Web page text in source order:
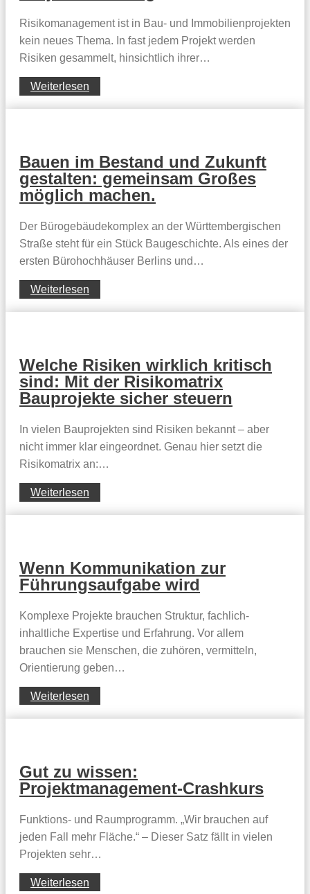
Risikomanagement ist in Bau- und Immobilienprojekten
kein neues Thema. In fast jedem Projekt werden
Risiken gesammelt, hinsichtlich ihrer…
Weiterlesen
Bauen im Bestand und Zukunft
gestalten: gemeinsam Großes
möglich machen.
Der Bürogebäudekomplex an der Württembergischen
Straße steht für ein Stück Baugeschichte. Als eines der
ersten Bürohochhäuser Berlins und…
Weiterlesen
Welche Risiken wirklich kritisch
sind: Mit der Risikomatrix
Bauprojekte sicher steuern
In vielen Bauprojekten sind Risiken bekannt – aber
nicht immer klar eingeordnet. Genau hier setzt die
Risikomatrix an:…
Weiterlesen
Wenn Kommunikation zur
Führungsaufgabe wird
Komplexe Projekte brauchen Struktur, fachlich-
inhaltliche Expertise und Erfahrung. Vor allem
brauchen sie Menschen, die zuhören, vermitteln,
Orientierung geben…
Weiterlesen
Gut zu wissen:
Projektmanagement-Crashkurs
Funktions- und Raumprogramm. „Wir brauchen auf
jeden Fall mehr Fläche.“ – Dieser Satz fällt in vielen
Projekten sehr…
Weiterlesen